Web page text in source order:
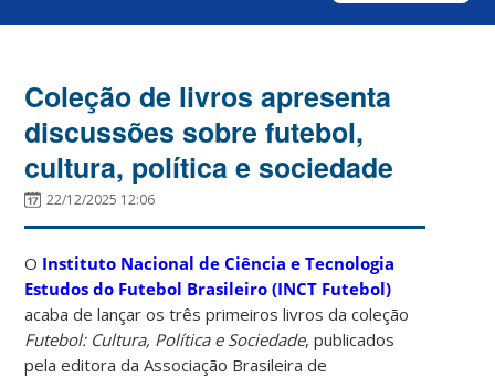
Coleção de livros apresenta
discussões sobre futebol,
cultura, política e sociedade
22/12/2025 12:06
O Instituto Nacional de Ciência e Tecnologia
Estudos do Futebol Brasileiro (INCT Futebol)
acaba de lançar os três primeiros livros da coleção
Futebol: Cultura, Política e Sociedade, publicados
pela editora da Associação Brasileira de